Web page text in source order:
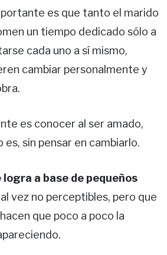
es que tanto el marido
un tiempo dedicado sólo a
cada uno a sí mismo,
cambiar personalmente y
es conocer al ser amado,
sin pensar en cambiarlo.
logra a base de pequeños
vez no perceptibles, pero que
que poco a poco la